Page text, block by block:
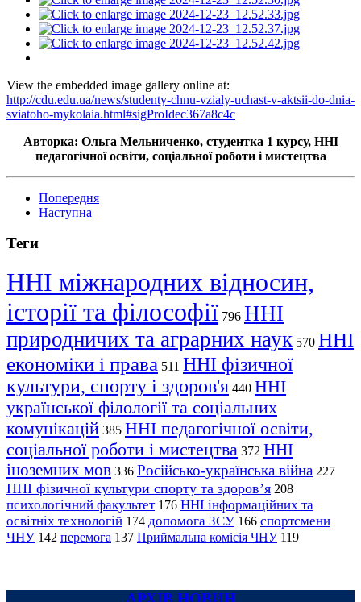
View the embedded image gallery online at:
http://cdu.edu.ua/news/studenty-chnu-vzialy-uchast-v-aktsii-do-dnia-
sviatoho-mykolaia.html#sigProIdec367a8c4c
Авторка: Ольга Мельниченко, студентка 1 курсу, ННІ
педагогічної освіти, соціальної роботи імистецтва
Попередня
Наступна
Теги
ННІ міжнародних відносин,
історії та філософії 796 ННІ
природничих та аграрних наук 570 ННІ
економіки і права 511 ННІ фізичної
культури, спорту і здоров'я 440 ННІ
української філології та соціальних
комунікацій 385 ННІ педагогічної освіти,
соціальної роботи і мистецтва 372 ННІ
іноземних мов 336 Російсько-українська війна 227
ННІ фізичної культури спорту та здоров’я 208
психологічний факультет 176 ННІ інформаційних та
освітніх технологій 174 допомога ЗСУ 166 спортсмени
ЧНУ 142 перемога 137 Приймальна комісія ЧНУ 119
АРХІВ НОВИН